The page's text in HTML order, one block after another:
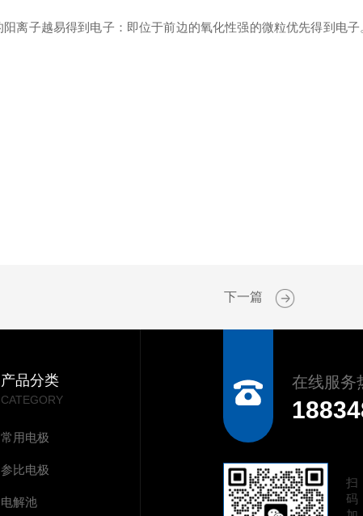
离子越易得到电子：即位于前边的氧化性强的微粒优先得到电
下一篇
产品分类
CATEGORY
常用电极
参比电极
电解池
在线服务
扫
码